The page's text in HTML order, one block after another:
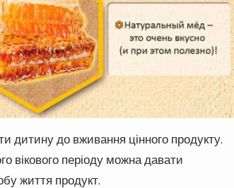
дитину до вживання цінного продукту.
вікового періоду можна давати
життя продукт.